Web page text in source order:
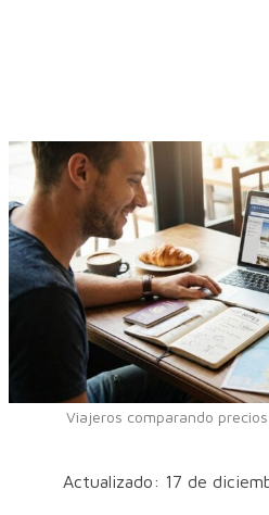
Viajeros comparando
Actualizado: 17 de